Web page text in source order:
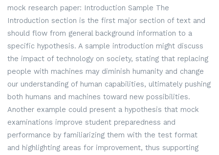
mock research paper: Introduction Sample The
Introduction section is the first major section of text and
should flow from general background information to a
specific hypothesis. A sample introduction might discuss
the impact of technology on society, stating that replacing
people with machines may diminish humanity and change
our understanding of human capabilities, ultimately pushing
both humans and machines toward new possibilities.
Another example could present a hypothesis that mock
examinations improve student preparedness and
performance by familiarizing them with the test format
and highlighting areas for improvement, thus supporting